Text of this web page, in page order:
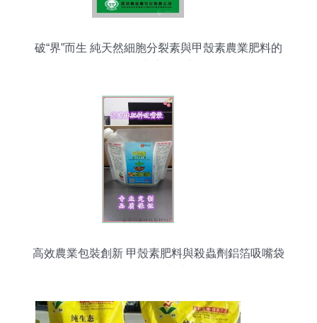
破“界”而生 純天然細胞分裂素與甲殼素農業肥料的
高效農業包裝創新 甲殼素肥料與殺蟲劑鋁箔吸嘴袋